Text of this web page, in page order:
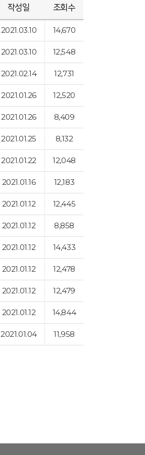
작성일 조회수
2021.03.10 14,670
2021.03.10 12,548
2021.02.14 12,731
2021.01.26 12,520
2021.01.26 8,409
2021.01.25 8,132
2021.01.22 12,048
2021.01.16 12,183
2021.01.12 12,445
2021.01.12 8,858
2021.01.12 14,433
2021.01.12 12,478
2021.01.12 12,479
2021.01.12 14,844
2021.01.04 11,958